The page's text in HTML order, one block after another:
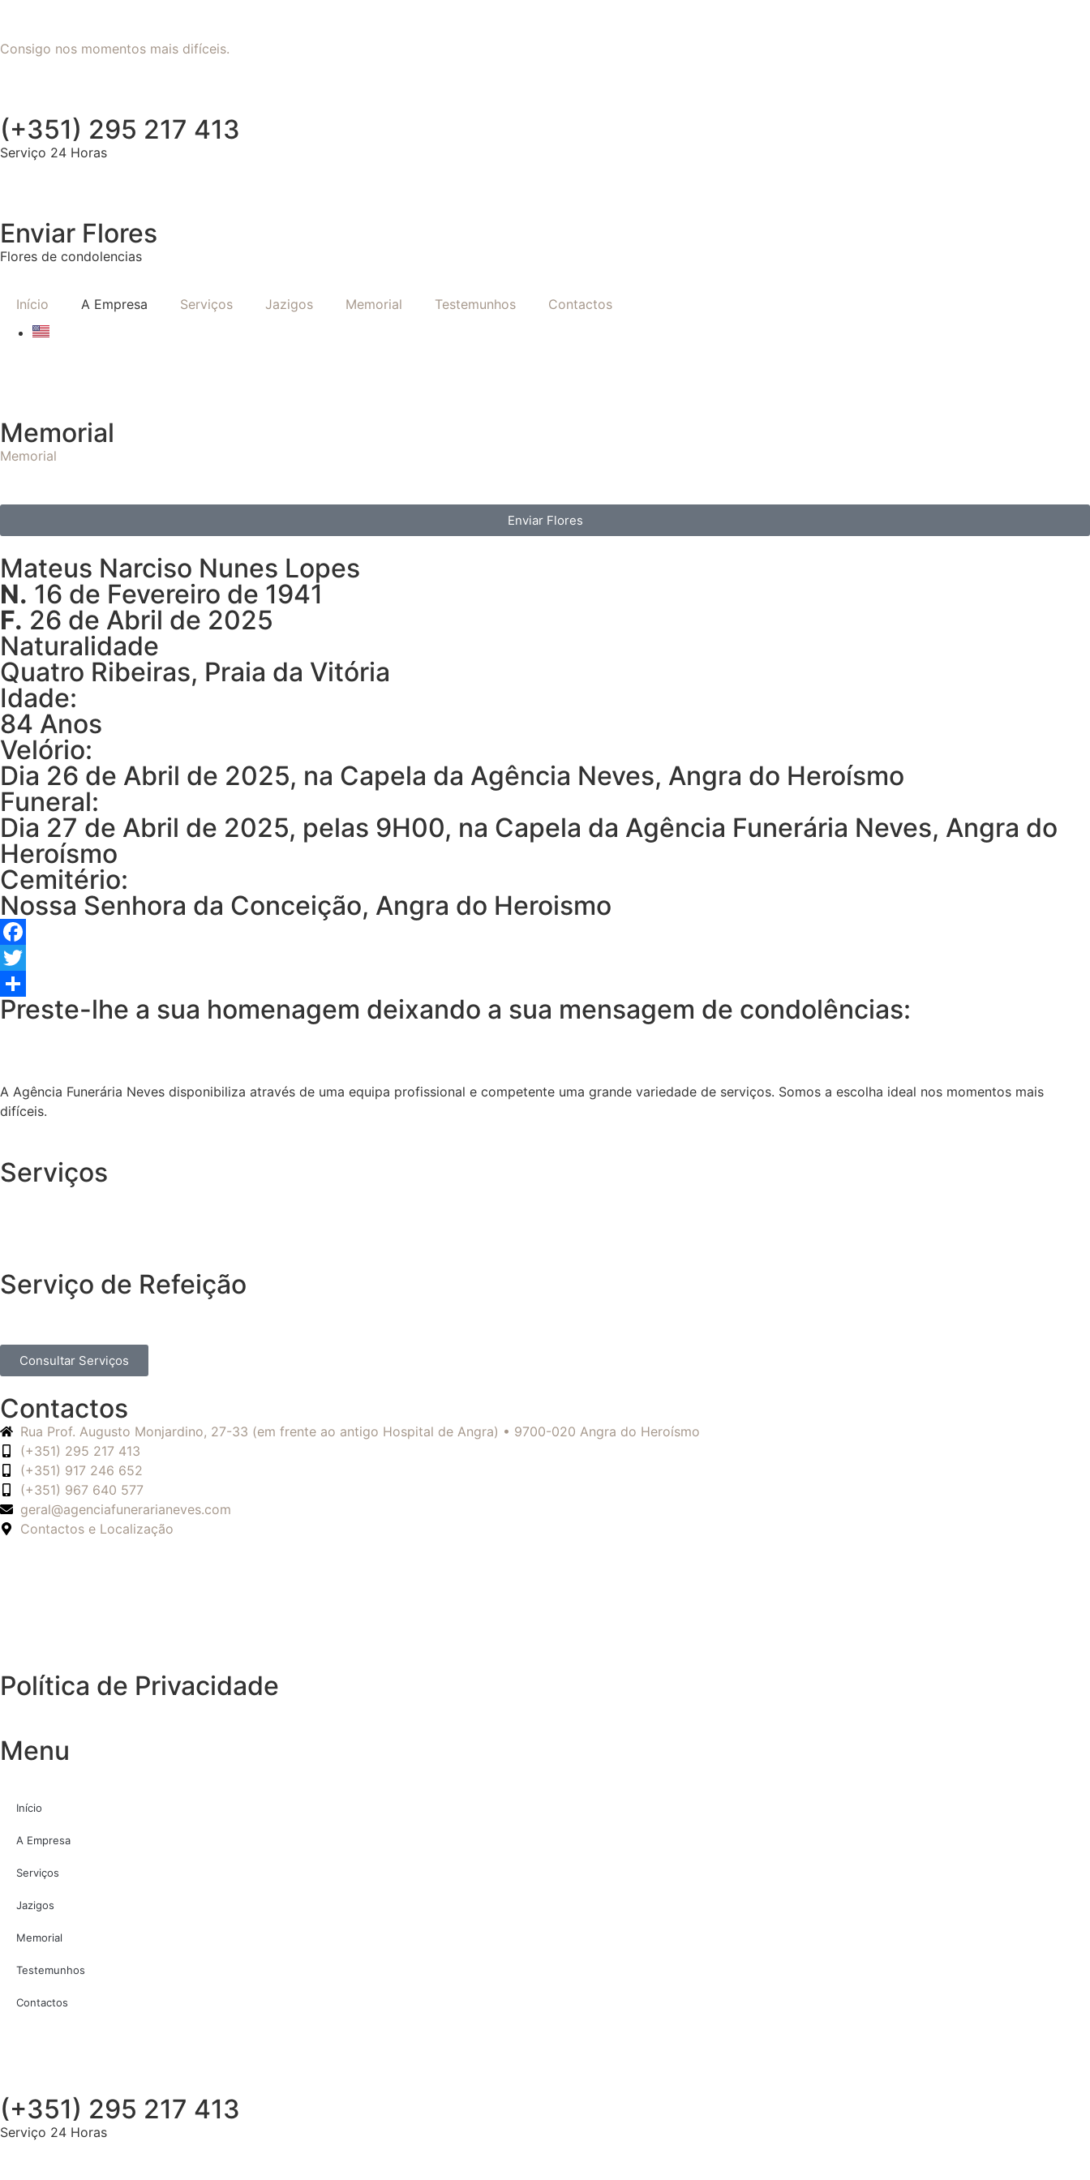
Consigo nos momentos mais difíceis.
(+351) 295 217 413
Serviço 24 Horas
Enviar Flores
Flores de condolencias
Início A Empresa Serviços Jazigos Memorial Testemunhos Contactos
Memorial
Memorial
Enviar Flores
Mateus Narciso Nunes Lopes
N. 16 de Fevereiro de 1941
F. 26 de Abril de 2025
Naturalidade
Quatro Ribeiras, Praia da Vitória
Idade:
84 Anos
Velório:
Dia 26 de Abril de 2025, na Capela da Agência Neves, Angra do Heroísmo
Funeral:
Dia 27 de Abril de 2025, pelas 9H00, na Capela da Agência Funerária Neves, Angra do
Heroísmo
Cemitério:
Nossa Senhora da Conceição, Angra do Heroismo
Facebook
Twitter
Share
Preste-lhe a sua homenagem deixando a sua mensagem de condolências:
A Agência Funerária Neves disponibiliza através de uma equipa profissional e competente uma grande variedade de serviços. Somos a escolha ideal nos momentos mais
difíceis.
Serviços
Serviço de Refeição
Consultar Serviços
Contactos
Rua Prof. Augusto Monjardino, 27-33 (em frente ao antigo Hospital de Angra) • 9700-020 Angra do Heroísmo
(+351) 295 217 413
(+351) 917 246 652
(+351) 967 640 577
geral@agenciafunerarianeves.com
Contactos e Localização
Política de Privacidade
Menu
Início
A Empresa
Serviços
Jazigos
Memorial
Testemunhos
Contactos
(+351) 295 217 413
Serviço 24 Horas